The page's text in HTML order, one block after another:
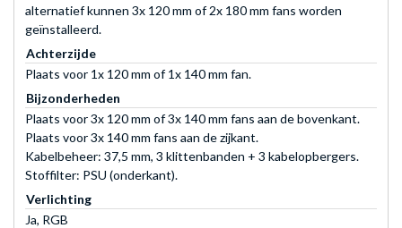
alternatief kunnen 3x 120 mm of 2x 180 mm fans worden
geïnstalleerd.
Achterzijde
Plaats voor 1x 120 mm of 1x 140 mm fan.
Bijzonderheden
Plaats voor 3x 120 mm of 3x 140 mm fans aan de bovenkant.
Plaats voor 3x 140 mm fans aan de zijkant.
Kabelbeheer: 37,5 mm, 3 klittenbanden + 3 kabelopbergers.
Stoffilter: PSU (onderkant).
Verlichting
Ja, RGB